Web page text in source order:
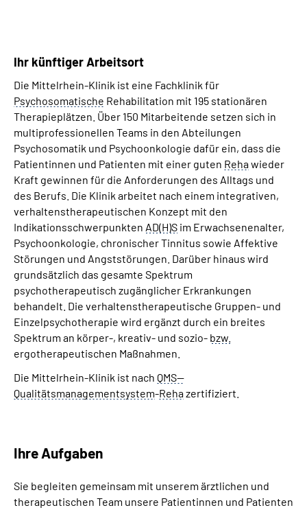
Ihr künftiger Arbeitsort
Die Mittelrhein-Klinik ist eine Fachklinik für
Psychosomatische Rehabilitation mit 195 stationären
Therapieplätzen. Über 150 Mitarbeitende setzen sich in
multiprofessionellen Teams in den Abteilungen
Psychosomatik und Psychoonkologie dafür ein, dass die
Patientinnen und Patienten mit einer guten Rehawieder
Kraft gewinnen für die Anforderungen des Alltags und
des Berufs. Die Klinik arbeitet nach einem integrativen,
verhaltenstherapeutischen Konzept mit den
Indikationsschwerpunkten AD(H)S im Erwachsenenalter,
Psychoonkologie, chronischer Tinnitus sowie Affektive
Störungen und Angststörungen. Darüber hinaus wird
grundsätzlich das gesamte Spektrum
psychotherapeutisch zugänglicher Erkrankungen
behandelt. Die verhaltenstherapeutische Gruppen- und
Einzelpsychotherapie wird ergänzt durch ein breites
Spektrum an körper-, kreativ- und sozio- bzw.
ergotherapeutischen Maßnahmen.
Die Mittelrhein-Klinik ist nach QMS--
Qualitätsmanagementsystem-Rehazertifiziert.
Ihre Aufgaben
Sie begleiten gemeinsam mit unserem ärztlichen und
therapeutischen Team unsere Patientinnen und Patienten